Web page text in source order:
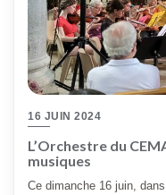
16 JUIN 2024
L’Orchestre du
musiques
Ce dimanche 16 juin,